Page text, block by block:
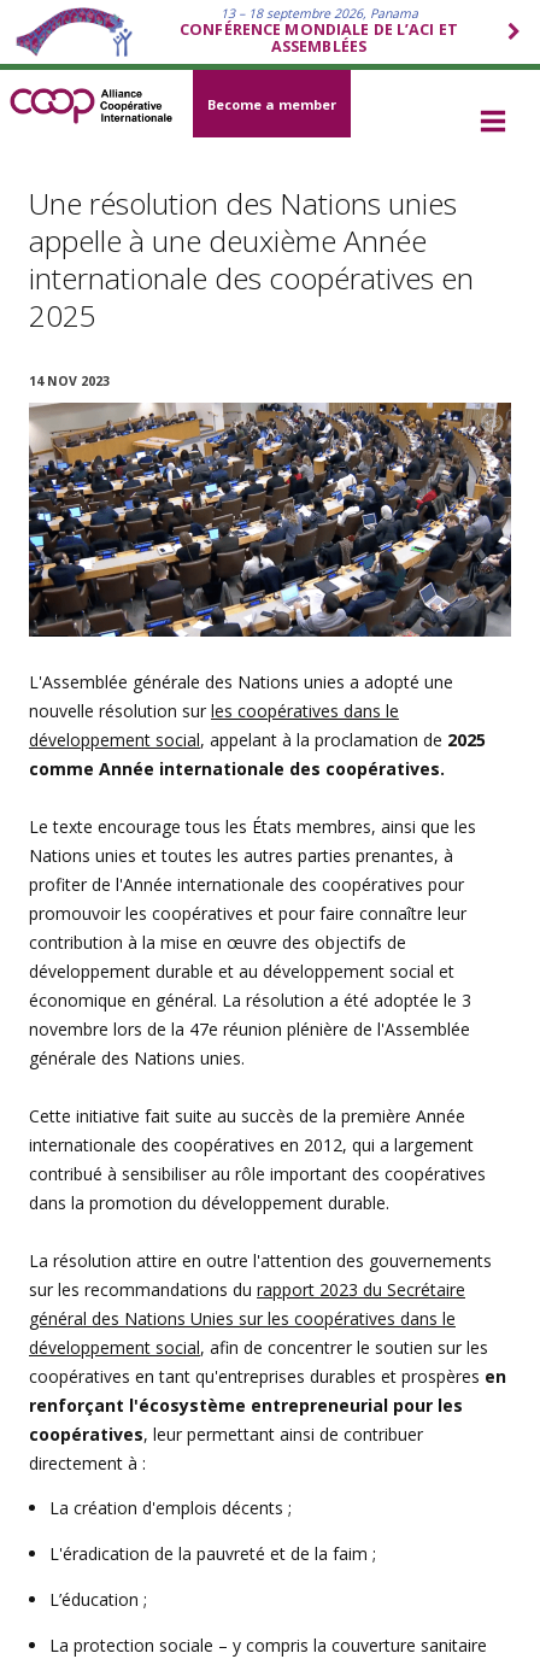
13 – 18 septembre 2026, Panama
CONFÉRENCE MONDIALE DE L’ACI ET
ASSEMBLÉES
Become a member
Une résolution des Nations unies
appelle à une deuxième Année
internationale des coopératives en
2025
14 NOV 2023
L'Assemblée générale des Nations unies a adopté une
nouvelle résolution sur les coopératives dans le
développement social, appelant à la proclamation de 2025
comme Année internationale des coopératives.
Le texte encourage tous les États membres, ainsi que les
Nations unies et toutes les autres parties prenantes, à
profiter de l'Année internationale des coopératives pour
promouvoir les coopératives et pour faire connaître leur
contribution à la mise en œuvre des objectifs de
développement durable et au développement social et
économique en général. La résolution a été adoptée le 3
novembre lors de la 47e réunion plénière de l'Assemblée
générale des Nations unies.
Cette initiative fait suite au succès de la première Année
internationale des coopératives en 2012, qui a largement
contribué à sensibiliser au rôle important des coopératives
dans la promotion du développement durable.
La résolution attire en outre l'attention des gouvernements
sur les recommandations du rapport 2023 du Secrétaire
général des Nations Unies sur les coopératives dans le
développement social, afin de concentrer le soutien sur les
coopératives en tant qu'entreprises durables et prospères en
renforçant l'écosystème entrepreneurial pour les
coopératives, leur permettant ainsi de contribuer
directement à :
La création d'emplois décents ;
L'éradication de la pauvreté et de la faim ;
L’éducation ;
La protection sociale – y compris la couverture sanitaire